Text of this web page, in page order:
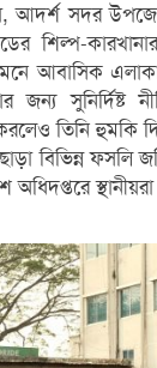
আদর্শ সদর
শিল্প-
আবাসিক
জন্য সুনির্দিষ্ট
তিনি হুমকি
বিভিন্ন ফসলি
অধিদপ্তরে